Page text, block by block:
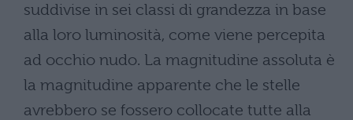
suddivise in sei classi di grandezza in base
alla loro luminosità, come viene percepita
ad occhio nudo. La magnitudine assoluta è
la magnitudine apparente che le stelle
avrebbero se fossero collocate tutte alla